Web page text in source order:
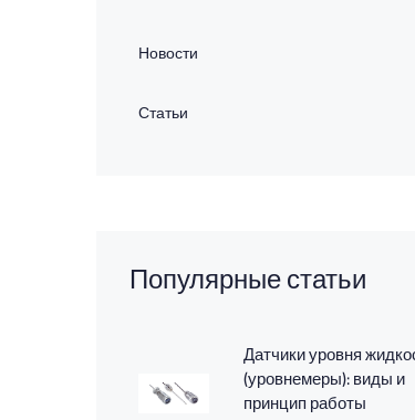
Новости
Статьи
Популярные статьи
Датчики уровня
(уровнемеры): виды и
принцип работы